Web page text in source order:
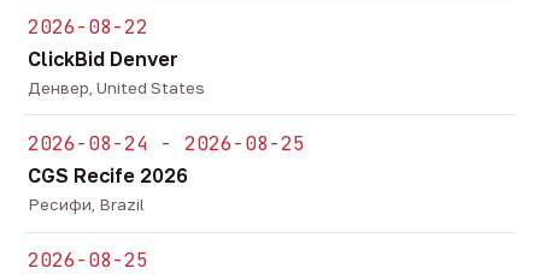
2026-08-22
ClickBid Denver
Денвер, United States
2026-08-24 - 2026-08-25
CGS Recife 2026
Ресифи, Brazil
2026-08-25